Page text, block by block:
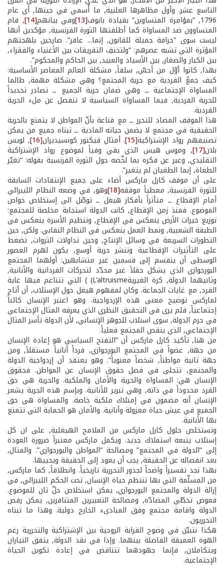
التاسع عشر. وأول مظاهرها العلنية, ما أُسمي في حينها, أي عام
1796, “بمؤامرة المتساوين” بقيادة بابوف [13] وفي بيانهم[14] , قام
المتساوون ضد المساواة كما أطلقتها الثورة الفرنسية, مؤكدين أنها
ليست سوى “خرافة جميلة للقانون, إنما... عاقر”. صارخين بلهجتهم
المؤثرة التي تشبه عصرهم: “ولتختفِ التفريقات بين الأغنياء والفقراء,
بين الكبار والصغار, بين الأسياد والعبيد, بين الحاكم والمحكوم”.
بهذا, كانوا أوّل من أحسّ, سلفاً, مشكلة العالم المعاصر الأساسية:
كيف جمعُ الفردية مع حرية المجتمع؟ وهي مشكلة مهمة, طالما
المساواة الإجتماعية ــ وهي ضمان حرية الجميع ــ تصادر تحديداً
للحرية الفردية, فيما المساواة السياسية لا تنفصل عن ملء الحرية
الفردية.
هذا الموقف المضاد للتحرر ــ مع قناعة بأنّ المواطن لا يتمتع بالحرية
الحقيقية في مجتمع لا يضمن حياته المادية ــ تبناه جميع من يمكن
تصنيفهم رواد الإشتراكية[15] . أمثال فيكتور كونسيديران[16] , لويس
بلان[17] , وموس هيس الذي بقي وفياً لموضوع رواد الإشتراكية
التقليدي, وعبر عن فكره بما لخّصه حول الثورة الفرنسية بقوله: “تغيّر
الطغاة, إنما الطغيان لم يتغير”.
على أن موقف كارل ماركس أضاء على جميع الإنتقادات السابقة
للثورة الفرنسية, معطياً موقفه[18] وهو, في وضعه النظام الليبرالي
أمام الإقطاع ــ متأثراً بأفكار هيغل ــ توصّل الى إستخلاص خواص
الموضوع. فمنذ زمن الإقطاع, كانت الدولة استجابة مخلصة للمجتمع:
توزيع خيرات الأرض ينعكس في الإقطاع, وتنظيم الأسرة ينعكس في
الطبقة الشعبية, ونمط العمل ينعكس في النظام النقابي. ولكن, حين
التطورات السريعة في وسائل الإنتاج, وحين تداولات الثروات, تضغط
على التأثيرات الإقطاعية وتنشر حرية أوسع, يكون لهرم العصور
الوسطى أن ينقسم إلى قسمين غير متشابهين: أولهما المجتمع
البورجوازي الذي يشكل حقلاً غير محدّد لتحركات الفردانية والأنانية,
وثانيهما الدولة, كرة الغيريةL'altruisme) ) التي تتناغم فيها غاية
الفرد, مع غايات الجماعة. وكان لمفهوم هيغل حول الإستلاب, أن أتاح
لماركس توضيح معنى هذه الإزدواجية. وهو اعتبر الإنسان كائناً
إجتماعياً, فلم يرى في التحقيق النظري الذي يعرفه المثال الإجتماعي
في حرم الدولة, سوى استلاب للجوهر الإنساني, لأن الدولة تأسر المثال
الإجتماعي, الذي ينقص المجتمع فعلياً.
من هنا, تأكيد كارل ماركس أن “التفتح السياسي هو إعادة الإنسان
من جهة, عضواً في المجتمع البورجوازي, فرداً أنانياً مستقلاً, ومن
جهة ثانية مواطناً, شخصاً معنوياً”. وهو يعتقد أن إزدواجية الدولة
والمجتمع, تتجلى في فصل حقوق الإنسان عن المواطن. فحقوق
الإنسان هي: المساواة والحرية والأمان والملكية. والحرية هي حق
الفرد محدوداً في ذاته, وهي تبرير للأنانية. وبإسم هذه الحرية يشعر
الإنسان أنه مضمون في إمتلاك ملكية خاصة. والمساواة هي حق
الجميع في عيش حياة معزولة وأنانية. والأمان هو الحماية التي تتمتع
بها الأنانية.
وتستخلص حلول كارل ماركس من الملامح الهيغلية, على ان كل
إستلاب يتبعه استملاك جديد. ويكمل ماركس معتبراً ضرورة العودة
إلى “الدولة في المجتمع” ومصالحة “المواطن والبورجوازي”. والمثال,
بعد انفصاله عن الحقيقة, يجب أن يعود إلى الحقيقة ويحييها.
بهذا نجد تفسيراً واضحاً لجذور التحررية تاريخياً. وانطلاقاً, كما ماركس,
من المسلّمة التي بها تنتظم حياة الإنسان, تحت الحكم الليبرالي, في
إزالة الدولة والمجتمع البورجوازي, يمكن استخلاص حلّ ثان للموضوع.
فعوض تخطّي المضادّه, ومصالحة التعبيرين المتنافرين, يمكن رفض
الدولة واقامة مجتمع وفق المبادىء الخارج دولية. وهذا ما تبناه
التحرريون.
هكذا نتبيّن في وضوح القرابة الروحية بين الإشتراكية والتحررية رغم
الهوة العميقة الفاصلة بينهما. وإذا في نقد الدولة, يتفق التياران
ويتكاملان, فإنما جهودهما تتناقض في إعادة تكوين الحياة
الإجتماعية.